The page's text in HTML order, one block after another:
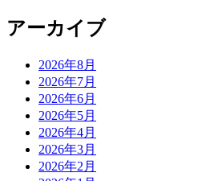
アーカイブ
2026年8月
2026年7月
2026年6月
2026年5月
2026年4月
2026年3月
2026年2月